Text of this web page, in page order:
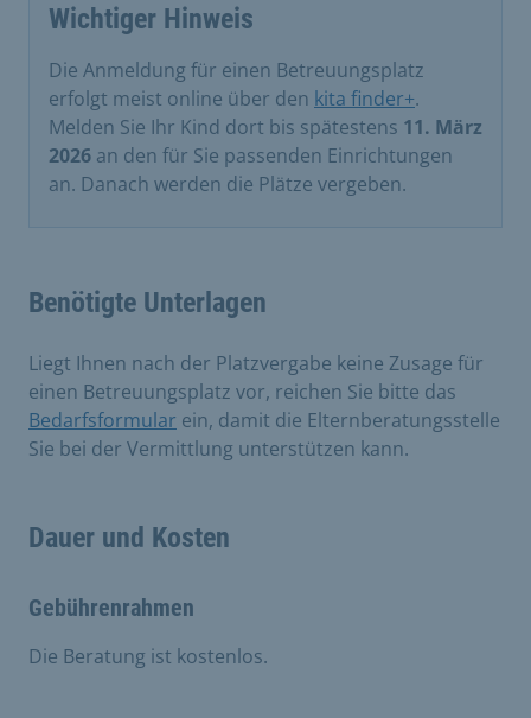
Wichtiger Hinweis
Die Anmeldung für einen Betreuungsplatz
erfolgt meist online über den kita finder+.
Melden Sie Ihr Kind dort bis spätestens 11. März
2026 an den für Sie passenden Einrichtungen
an. Danach werden die Plätze vergeben.
Benötigte Unterlagen
Liegt Ihnen nach der Platzvergabe keine Zusage für
einen Betreuungsplatz vor, reichen Sie bitte das
Bedarfsformular ein, damit die Elternberatungsstelle
Sie bei der Vermittlung unterstützen kann.
Dauer und Kosten
Gebührenrahmen
Die Beratung ist kostenlos.